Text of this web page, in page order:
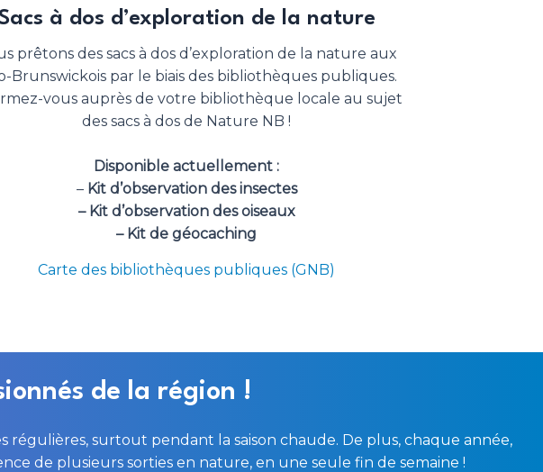
à dos d’exploration de la nature
prêtons des sacs à dos d’exploration de la nature aux
Brunswickois par le biais des bibliothèques publiques.
vous auprès de votre bibliothèque locale au sujet
des sacs à dos de Nature NB !
Disponible actuellement :
– Kit d’observation des insectes
– Kit d’observation des oiseaux
– Kit de géocaching
Carte des bibliothèques publiques (GNB)
de la région !
surtout pendant la saison chaude. De plus, chaque année,
de plusieurs sorties en nature, en une seule fin de semaine !